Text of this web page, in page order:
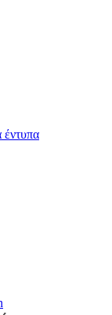
έντυπα